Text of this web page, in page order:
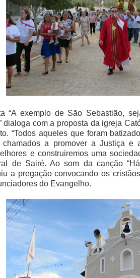
“A exemplo de São Sebastião,
dialoga com a proposta da igreja
“Todos aqueles que foram
chamados a promover a Justiça
e construiremos uma
de Sairé. Ao som da canção
a pregação convocando os
do Evangelho.